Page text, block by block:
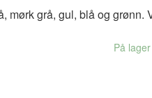
mørk grå, gul, blå og grønn.
På lager